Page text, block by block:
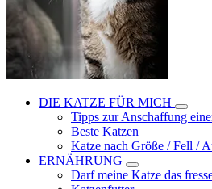
DIE KATZE FÜR MICH
Tipps zur Anschaffung
Beste Katzen
Katze nach Größe / Fell /
ERNÄHRUNG
Darf meine Katze das